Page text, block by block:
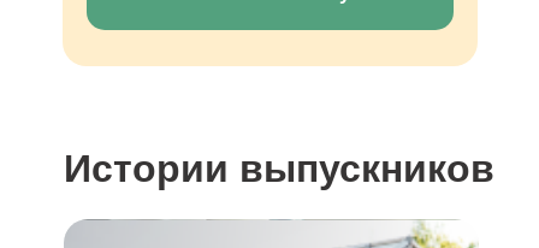
Истории выпускников